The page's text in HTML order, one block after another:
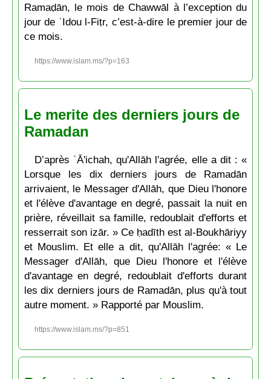
Ramaḍān, le mois de Chawwāl à l’exception du
jour de ʿIdou l-Fiṭr, c’est-à-dire le premier jour de
ce mois.
https://www.islam.ms/?p=163
Le merite des derniers jours de
Ramadan
D’après ʿĀ'ichah, qu'Allāh l'agrée, elle a dit : «
Lorsque les dix derniers jours de Ramadān
arrivaient, le Messager d'Allāh, que Dieu l'honore
et l'élève d'avantage en degré, passait la nuit en
prière, réveillait sa famille, redoublait d'efforts et
resserrait son izār. » Ce ḥadīth est al-Boukhāriyy
et Mouslim. Et elle a dit, qu'Allāh l'agrée: « Le
Messager d'Allāh, que Dieu l'honore et l'élève
d'avantage en degré, redoublait d'efforts durant
les dix derniers jours de Ramadān, plus qu'à tout
autre moment. » Rapporté par Mouslim.
https://www.islam.ms/?p=851